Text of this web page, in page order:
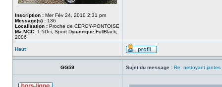
Inscription : Mer Fév 24, 2010 2:31 pm
Message(s) : 136
Localisation : Proche de CERGY-PONTOISE
Ma MCC: 1.5Dci, Sport Dynamique,FullBlack,
2006
Haut
GG59 Sujet du message : Re: nettoyant jantes